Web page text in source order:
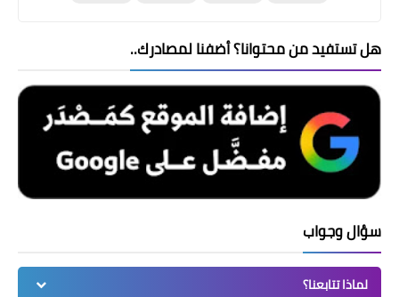
هل تستفيد من محتوانا؟ أضفنا لمصادرك..
سؤال وجواب
لماذا تتابعنا؟